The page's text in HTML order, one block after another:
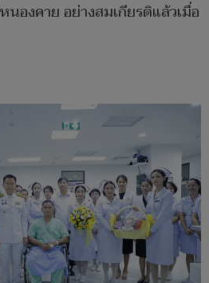
องคาย อย่างสมเกียรติแล้วเมื่อ